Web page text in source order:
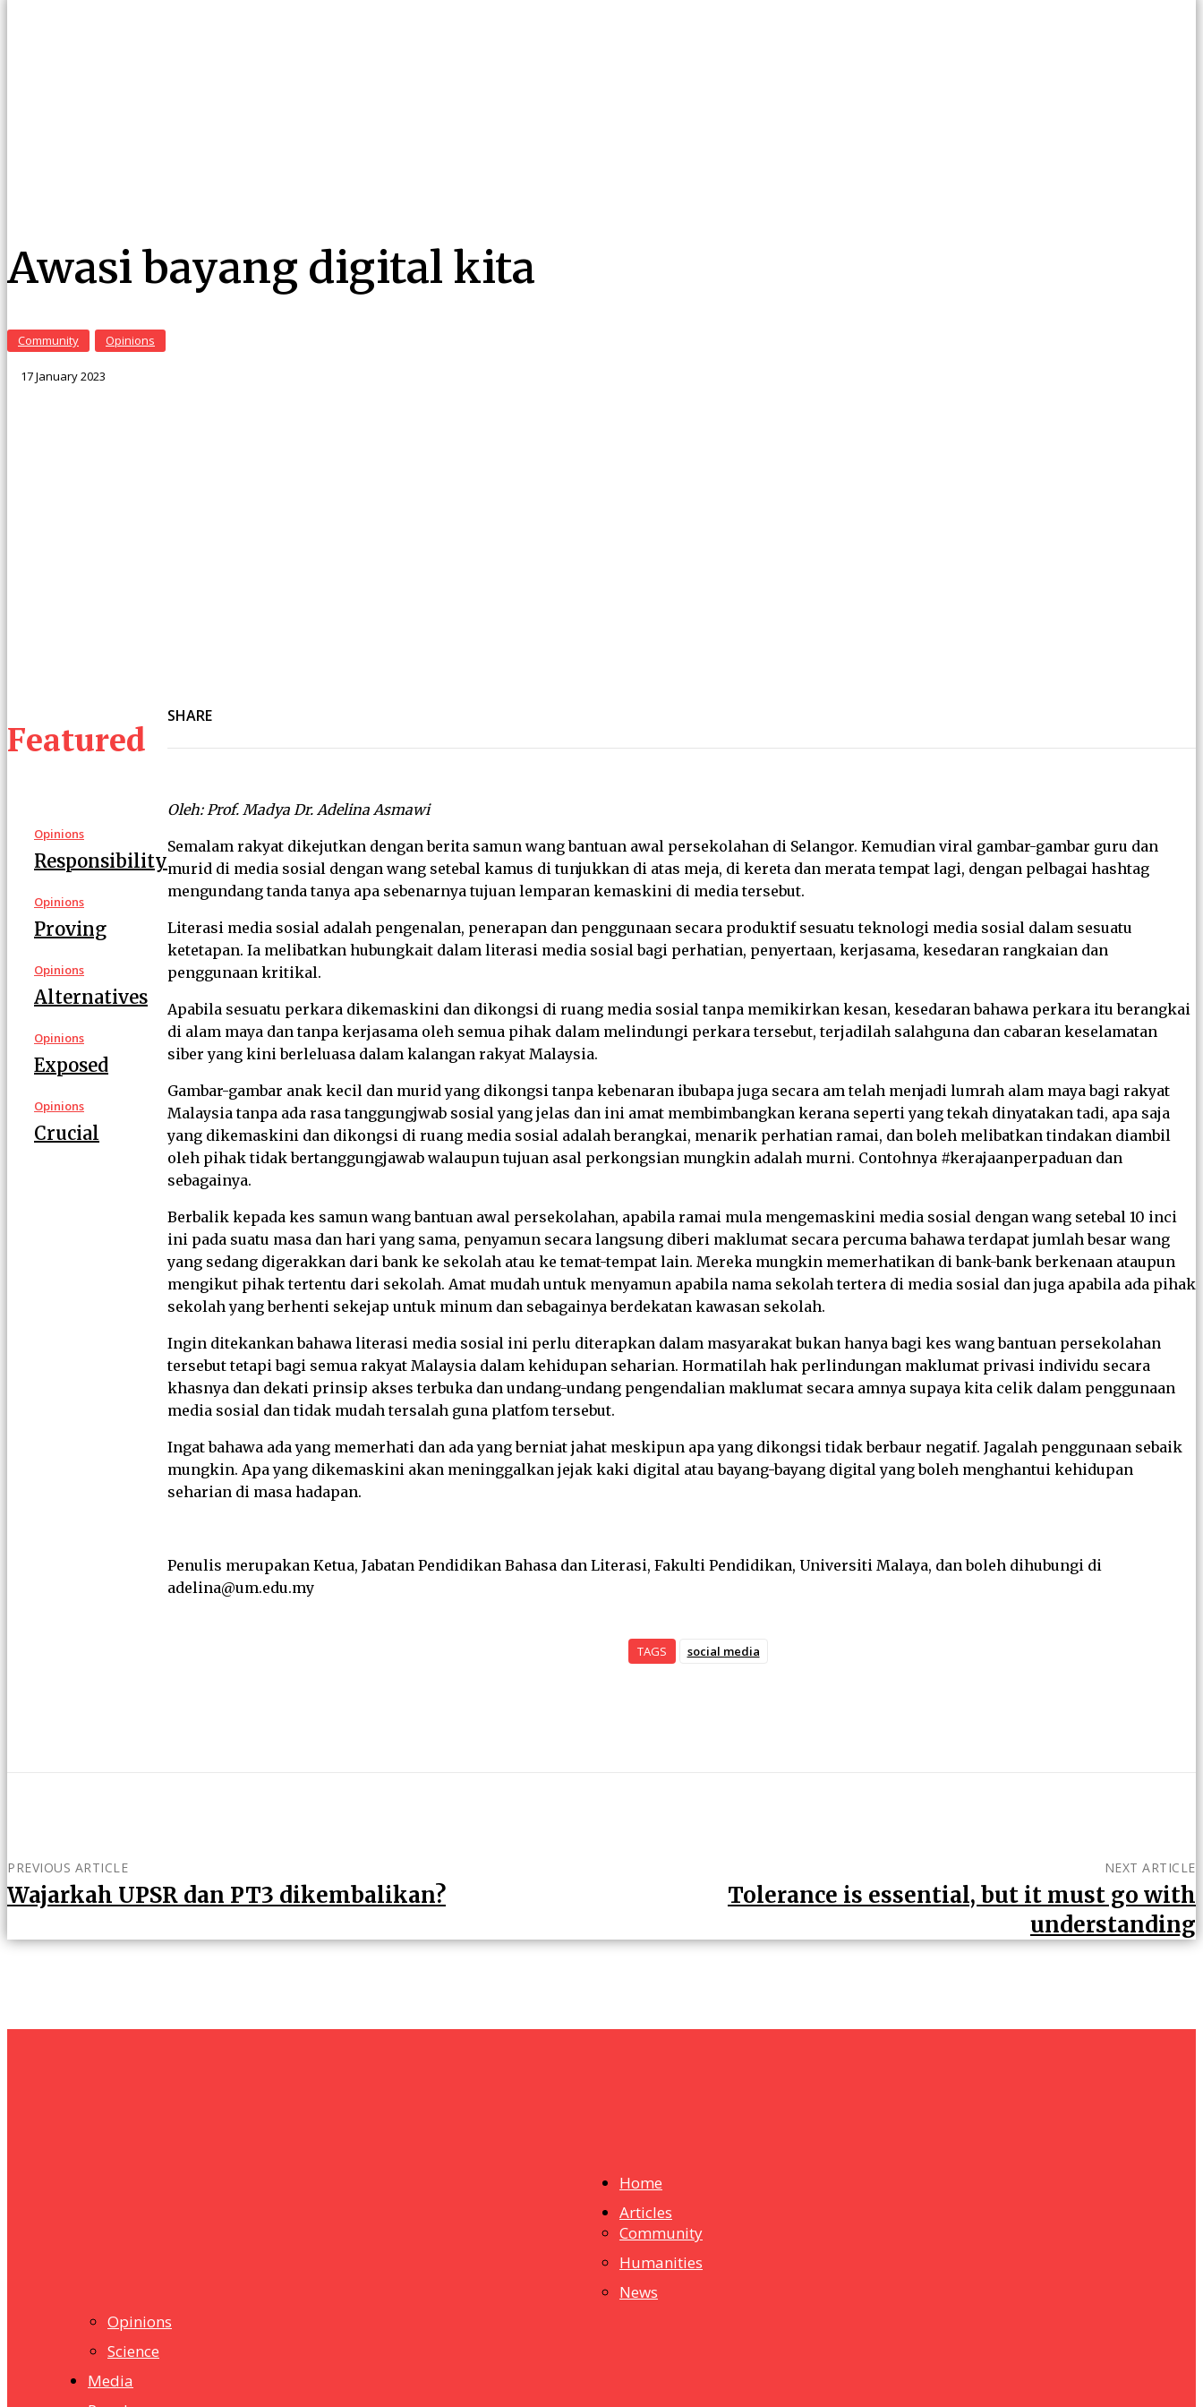
Awasi bayang digital kita
Community Opinions
17 January 2023
Featured
Opinions
Responsibility
Opinions
Proving
Opinions
Alternatives
Opinions
Exposed
Opinions
Crucial
SHARE
Oleh: Prof. Madya Dr. Adelina Asmawi
Semalam rakyat dikejutkan dengan berita samun wang bantuan awal persekolahan di Selangor. Kemudian viral gambar-gambar guru dan
murid di media sosial dengan wang setebal kamus di tunjukkan di atas meja, di kereta dan merata tempat lagi, dengan pelbagai hashtag
mengundang tanda tanya apa sebenarnya tujuan lemparan kemaskini di media tersebut.
Literasi media sosial adalah pengenalan, penerapan dan penggunaan secara produktif sesuatu teknologi media sosial dalam sesuatu
ketetapan. Ia melibatkan hubungkait dalam literasi media sosial bagi perhatian, penyertaan, kerjasama, kesedaran rangkaian dan
penggunaan kritikal.
Apabila sesuatu perkara dikemaskini dan dikongsi di ruang media sosial tanpa memikirkan kesan, kesedaran bahawa perkara itu berangkai
di alam maya dan tanpa kerjasama oleh semua pihak dalam melindungi perkara tersebut, terjadilah salahguna dan cabaran keselamatan
siber yang kini berleluasa dalam kalangan rakyat Malaysia.
Gambar-gambar anak kecil dan murid yang dikongsi tanpa kebenaran ibubapa juga secara am telah menjadi lumrah alam maya bagi rakyat
Malaysia tanpa ada rasa tanggungjwab sosial yang jelas dan ini amat membimbangkan kerana seperti yang tekah dinyatakan tadi, apa saja
yang dikemaskini dan dikongsi di ruang media sosial adalah berangkai, menarik perhatian ramai, dan boleh melibatkan tindakan diambil
oleh pihak tidak bertanggungjawab walaupun tujuan asal perkongsian mungkin adalah murni. Contohnya #kerajaanperpaduan dan
sebagainya.
Berbalik kepada kes samun wang bantuan awal persekolahan, apabila ramai mula mengemaskini media sosial dengan wang setebal 10 inci
ini pada suatu masa dan hari yang sama, penyamun secara langsung diberi maklumat secara percuma bahawa terdapat jumlah besar wang
yang sedang digerakkan dari bank ke sekolah atau ke temat-tempat lain. Mereka mungkin memerhatikan di bank-bank berkenaan ataupun
mengikut pihak tertentu dari sekolah. Amat mudah untuk menyamun apabila nama sekolah tertera di media sosial dan juga apabila ada pihak
sekolah yang berhenti sekejap untuk minum dan sebagainya berdekatan kawasan sekolah.
Ingin ditekankan bahawa literasi media sosial ini perlu diterapkan dalam masyarakat bukan hanya bagi kes wang bantuan persekolahan
tersebut tetapi bagi semua rakyat Malaysia dalam kehidupan seharian. Hormatilah hak perlindungan maklumat privasi individu secara
khasnya dan dekati prinsip akses terbuka dan undang-undang pengendalian maklumat secara amnya supaya kita celik dalam penggunaan
media sosial dan tidak mudah tersalah guna platfom tersebut.
Ingat bahawa ada yang memerhati dan ada yang berniat jahat meskipun apa yang dikongsi tidak berbaur negatif. Jagalah penggunaan sebaik
mungkin. Apa yang dikemaskini akan meninggalkan jejak kaki digital atau bayang-bayang digital yang boleh menghantui kehidupan
seharian di masa hadapan.
Penulis merupakan Ketua, Jabatan Pendidikan Bahasa dan Literasi, Fakulti Pendidikan, Universiti Malaya, dan boleh dihubungi di
adelina@um.edu.my
TAGS social media
PREVIOUS ARTICLE
Wajarkah UPSR dan PT3 dikembalikan?
NEXT ARTICLE
Tolerance is essential, but it must go with
understanding
Home
Articles
Community
Humanities
News
Opinions
Science
Media